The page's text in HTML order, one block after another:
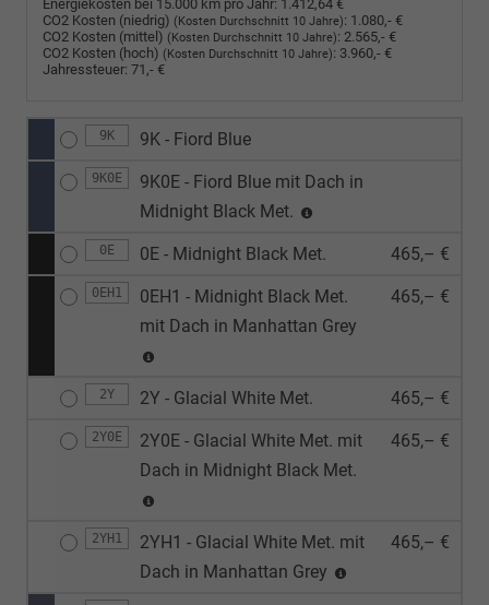
Energiekosten bei 15.000 km pro Jahr: 1.412,64 €
CO2 Kosten (niedrig) (Kosten Durchschnitt 10 Jahre): 1.080,- €
CO2 Kosten (mittel) (Kosten Durchschnitt 10 Jahre): 2.565,- €
CO2 Kosten (hoch) (Kosten Durchschnitt 10 Jahre): 3.960,- €
Jahressteuer: 71,- €
9K 9K - Fiord Blue
9K0E
9K0E - Fiord Blue mit Dach in
Midnight Black Met.
0E 0E - Midnight Black Met. 465,– €
0EH1
0EH1 - Midnight Black Met.
mit Dach in Manhattan Grey
465,– €
2Y 2Y - Glacial White Met. 465,– €
2Y0E
2Y0E - Glacial White Met. mit
Dach in Midnight Black Met.
465,– €
2YH1
2YH1 - Glacial White Met. mit
Dach in Manhattan Grey
465,– €